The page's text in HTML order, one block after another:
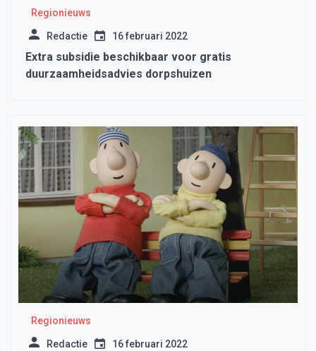
Regionieuws
Redactie 16 februari 2022
Extra subsidie beschikbaar voor gratis
duurzaamheidsadvies dorpshuizen
Regionieuws
Redactie 16 februari 2022